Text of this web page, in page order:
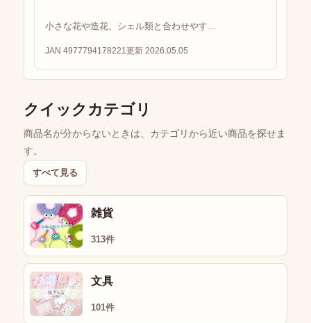
小さな花や造花、シェル類と合わせやす...
JAN 4977794178221 更新 2026.05.05
クイックカテゴリ
商品名が分からないときは、カテゴリから近い商品を探せま
す。
すべて見る
雑貨
313件
文具
101件